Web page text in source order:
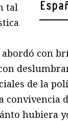
tal
abordó con
de la
convivencia
hubiera